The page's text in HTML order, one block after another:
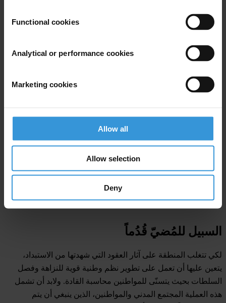
Functional cookies
Analytical or performance cookies
Marketing cookies
Allow all
Allow selection
Deny
وبرنامج التحول الوطني ذي الصلة أهدافًا لتحسين الرقمنة من أجل
تعزيز كفاءة وشفافية الخدمات الحكومية وإمكانية الوصول إليها.
الدول التي تراجعت بشكل كبير
to view this content.
السبيل للمُضيّ قُدُماً
لكي تتغلب المنطقة على آثار العقود التي شهدتها من الاستبداد،
يتعين عليها أن تعمل على تطوير نظم وطنية قوية للنزاهة وفصل
السلطات بحيث يتسنّى للمواطنين محاسبة القادة. ولابد أن تشمل
هذه العملية المجتمع المدني والمواطنين، الذين ينبغي أن يتم